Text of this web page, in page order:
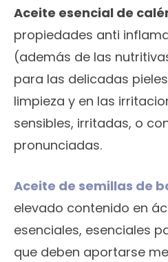
Aceite esencial de
propiedades anti
(además de las
para las delicadas
limpieza y en las
sensibles, irritadas, o
pronunciadas.
Aceite de semillas de
elevado contenido en
esenciales, esenciales
que deben aportarse